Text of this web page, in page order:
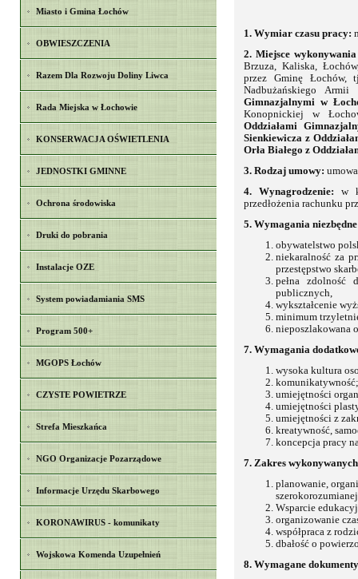
Miasto i Gmina Łochów
OBWIESZCZENIA
Razem Dla Rozwoju Doliny Liwca
Rada Miejska w Łochowie
KONSERWACJA OŚWIETLENIA
JEDNOSTKI GMINNE
Ochrona środowiska
Druki do pobrania
Instalacje OZE
System powiadamiania SMS
Program 500+
MGOPS Łochów
CZYSTE POWIETRZE
Strefa Mieszkańca
NGO Organizacje Pozarządowe
Informacje Urzędu Skarbowego
KORONAWIRUS - komunikaty
Wojskowa Komenda Uzupełnień
1. Wymiar czasu pracy:
2. Miejsce
Brzuza, Kaliska,
przez Gminę
Nadbużańskiego Armii
Gimnazjalnymi w
Konopnickiej w
Oddziałami
Sienkiewicza z
Orła Białego z
3. Rodzaj umowy:
4. Wynagrodzenie: w
przedłożenia rachunku
5. Wymagania
obywatelstwo
niekaralność za
przestępstwo
pełna zdolność
publicznych,
wykształcenie
minimum
nieposzlakowana
7. Wymagania
wysoka kultura
komunikatywność;
umiejętności
umiejętności
umiejętności z
kreatywność,
koncepcja pracy
7. Zakres
planowanie,
Wsparcie
organizowanie
współpraca z
dbałość o
8. Wymagane